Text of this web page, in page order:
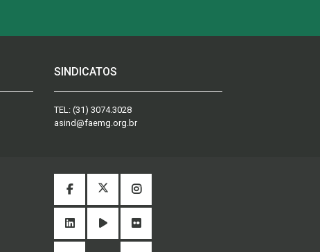
SINDICATOS
TEL: (31) 3074.3028
asind@faemg.org.br